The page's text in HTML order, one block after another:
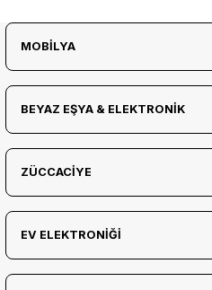
MOBİLYA
BEYAZ EŞYA & ELEKTRONİK
ZÜCCACİYE
EV ELEKTRONİĞİ